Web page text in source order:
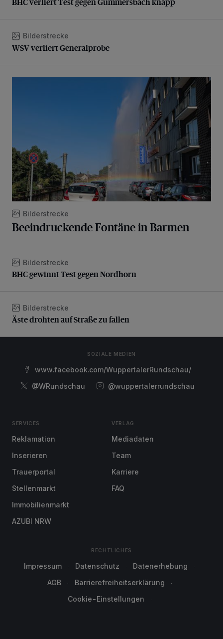
WSV verliert Generalprobe
Bilderstrecke
WSV verliert Generalprobe
Bilderstrecke
Beeindruckende Fontäne in Barmen
BHC gewinnt Test gegen Nordhorn
Bilderstrecke
BHC gewinnt Test gegen Nordhorn
Äste drohten auf Straße zu fallen
Bilderstrecke
Äste drohten auf Straße zu fallen
SOZIALE MEDIEN
www.facebook.com/WuppertalerRundschau/
@WRundschau
@wuppertalerrundschau
SERVICES
Reklamation
Inserieren
Trauerportal
Stellenmarkt
Immobilienmarkt
AZUBI NRW
VERLAG
Mediadaten
Team
Karriere
FAQ
RECHTLICHES
Impressum Datenschutz
Datenerhebung
AGB
Barrierefreiheitserklärung
Cookie-Einstellungen